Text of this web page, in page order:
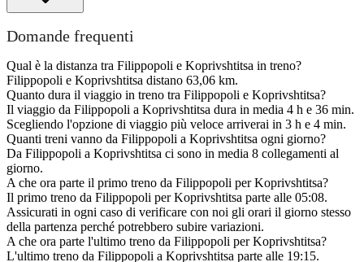
Domande frequenti
Qual è la distanza tra Filippopoli e Koprivshtitsa in treno?
Filippopoli e Koprivshtitsa distano 63,06 km.
Quanto dura il viaggio in treno tra Filippopoli e Koprivshtitsa?
Il viaggio da Filippopoli a Koprivshtitsa dura in media 4 h e 36 min.
Scegliendo l'opzione di viaggio più veloce arriverai in 3 h e 4 min.
Quanti treni vanno da Filippopoli a Koprivshtitsa ogni giorno?
Da Filippopoli a Koprivshtitsa ci sono in media 8 collegamenti al
giorno.
A che ora parte il primo treno da Filippopoli per Koprivshtitsa?
Il primo treno da Filippopoli per Koprivshtitsa parte alle 05:08.
Assicurati in ogni caso di verificare con noi gli orari il giorno stesso
della partenza perché potrebbero subire variazioni.
A che ora parte l'ultimo treno da Filippopoli per Koprivshtitsa?
L'ultimo treno da Filippopoli a Koprivshtitsa parte alle 19:15.